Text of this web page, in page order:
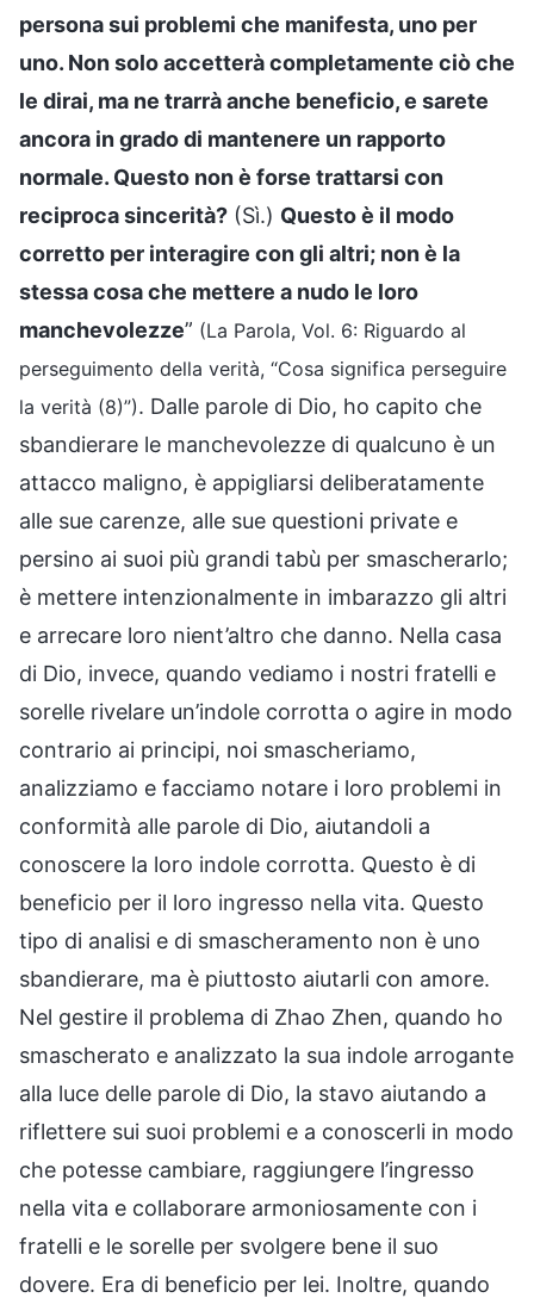
persona sui problemi che manifesta, uno per
uno. Non solo accetterà completamente ciò che
le dirai, ma ne trarrà anche beneficio, e sarete
ancora in grado di mantenere un rapporto
normale. Questo non è forse trattarsi con
reciproca sincerità? (Sì.) Questo è il modo
corretto per interagire con gli altri; non è la
stessa cosa che mettere a nudo le loro
manchevolezze” (La Parola, Vol. 6: Riguardo al
perseguimento della verità, “Cosa significa perseguire
la verità (8)”). Dalle parole di Dio, ho capito che
sbandierare le manchevolezze di qualcuno è un
attacco maligno, è appigliarsi deliberatamente
alle sue carenze, alle sue questioni private e
persino ai suoi più grandi tabù per smascherarlo;
è mettere intenzionalmente in imbarazzo gli altri
e arrecare loro nient’altro che danno. Nella casa
di Dio, invece, quando vediamo i nostri fratelli e
sorelle rivelare un’indole corrotta o agire in modo
contrario ai principi, noi smascheriamo,
analizziamo e facciamo notare i loro problemi in
conformità alle parole di Dio, aiutandoli a
conoscere la loro indole corrotta. Questo è di
beneficio per il loro ingresso nella vita. Questo
tipo di analisi e di smascheramento non è uno
sbandierare, ma è piuttosto aiutarli con amore.
Nel gestire il problema di Zhao Zhen, quando ho
smascherato e analizzato la sua indole arrogante
alla luce delle parole di Dio, la stavo aiutando a
riflettere sui suoi problemi e a conoscerli in modo
che potesse cambiare, raggiungere l’ingresso
nella vita e collaborare armoniosamente con i
fratelli e le sorelle per svolgere bene il suo
dovere. Era di beneficio per lei. Inoltre, quando